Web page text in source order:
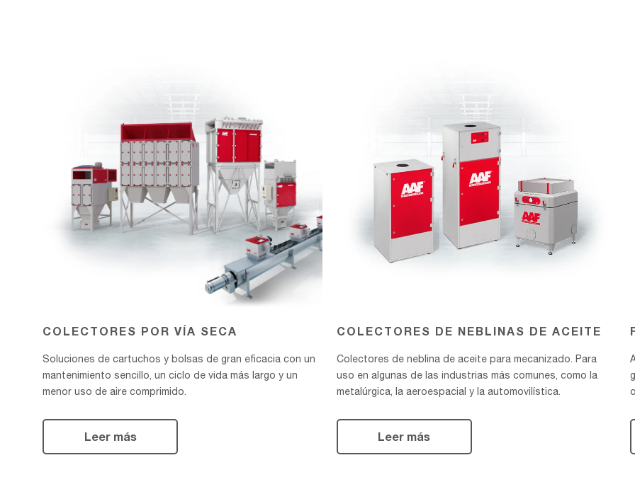
COLECTORES POR VÍA SECA
Soluciones de cartuchos y bolsas de gran eficacia con un
mantenimiento sencillo, un ciclo de vida más largo y un
menor uso de aire comprimido.
Leer más
COLECTORES DE NEBLINAS DE ACEITE
Colectores de neblina de aceite para mecanizado. Para
uso en algunas de las industrias más comunes, como la
metalúrgica, la aeroespacial y la automovilística.
Leer más